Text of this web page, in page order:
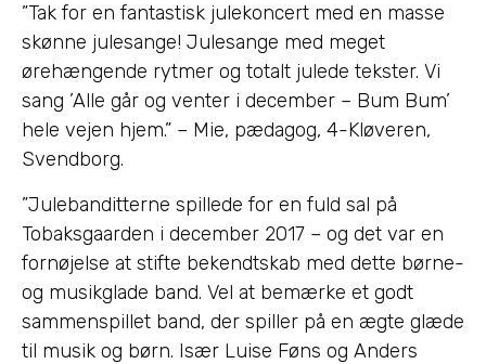
”Tak for en fantastisk julekoncert med en masse
skønne julesange! Julesange med meget
ørehængende rytmer og totalt julede tekster. Vi
sang ’Alle går og venter i december – Bum Bum’
hele vejen hjem.” – Mie, pædagog, 4-Kløveren,
Svendborg.
”Julebanditterne spillede for en fuld sal på
Tobaksgaarden i december 2017 – og det var en
fornøjelse at stifte bekendtskab med dette børne-
og musikglade band. Vel at bemærke et godt
sammenspillet band, der spiller på en ægte glæde
til musik og børn. Især Luise Føns og Anders